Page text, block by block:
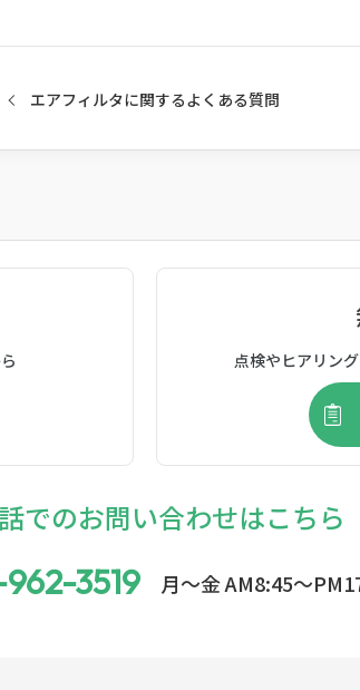
エアフィルタに関するよくある質問
点検やヒアリン
でのお問い合わせはこちら
3519 月〜金 AM8:45〜